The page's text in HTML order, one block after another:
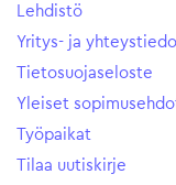
Lehdistö
Yritys- ja
Tietosuojaseloste
Yleiset
Työpaikat
Tilaa uutiskirje